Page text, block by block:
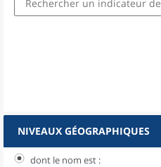
NIVEAUX GÉOGRAPHIQUES
dont le nom est :